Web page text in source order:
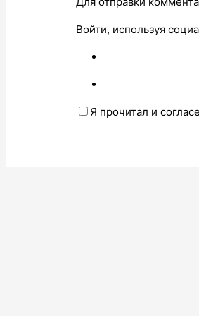
Войти, используя
Я прочитал и